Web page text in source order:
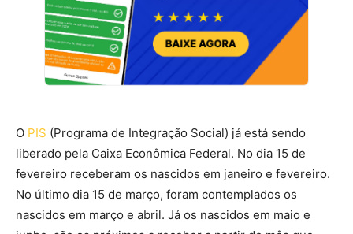
O PIS (Programa de Integração Social) já está sendo
liberado pela Caixa Econômica Federal. No dia 15 de
fevereiro receberam os nascidos em janeiro e fevereiro.
No último dia 15 de março, foram contemplados os
nascidos em março e abril. Já os nascidos em maio e